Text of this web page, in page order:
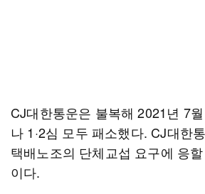
CJ대한통운은 불복해 2021년 7
나 1·2심 모두 패소했다. CJ대한
택배노조의 단체교섭 요구에 응
이다.